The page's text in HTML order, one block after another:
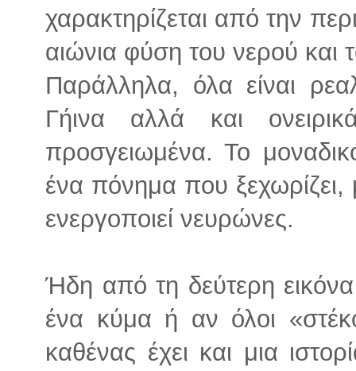
χαρακτηρίζεται από την
αιώνια φύση του νερού και
Παράλληλα, όλα είναι
Γήινα αλλά και
προσγειωμένα. Το
ένα πόνημα που ξεχωρίζει,
ενεργοποιεί νευρώνες.
Ήδη από τη δεύτερη εικόνα
ένα κύμα ή αν όλοι
καθένας έχει και μια